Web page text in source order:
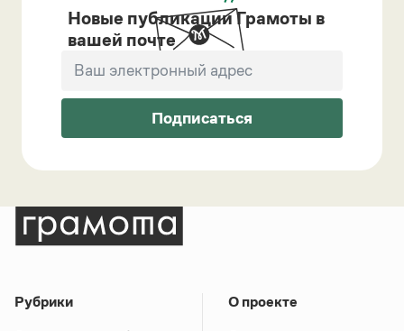
Новые публикации Грамоты в
вашей почте
Подписаться
Рубрики О проекте